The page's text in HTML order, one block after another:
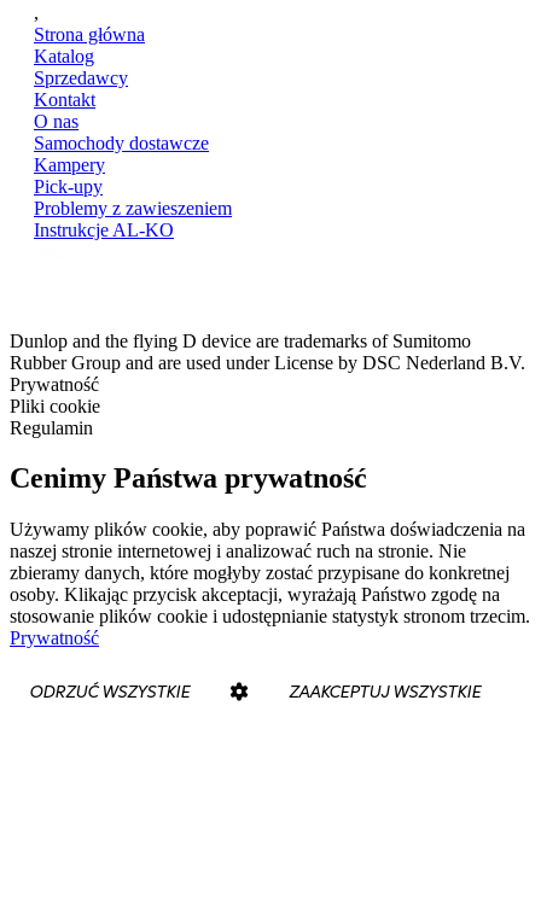
,
Strona główna
Katalog
Sprzedawcy
Kontakt
O nas
Samochody dostawcze
Kampery
Pick-upy
Problemy z zawieszeniem
Instrukcje AL-KO
Dunlop and the flying D device are trademarks of Sumitomo
Rubber Group and are used under License by DSC Nederland B.V.
Prywatność
Pliki cookie
Regulamin
Cenimy Państwa prywatność
Używamy plików cookie, aby poprawić Państwa doświadczenia na
naszej stronie internetowej i analizować ruch na stronie. Nie
zbieramy danych, które mogłyby zostać przypisane do konkretnej
osoby. Klikając przycisk akceptacji, wyrażają Państwo zgodę na
stosowanie plików cookie i udostępnianie statystyk stronom trzecim.
Prywatność
ODRZUĆ WSZYSTKIE ZAAKCEPTUJ WSZYSTKIE